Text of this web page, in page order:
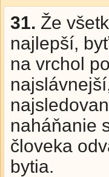
31. Že
najlepší,
na vrchol
naháňanie
človeka
bytia.